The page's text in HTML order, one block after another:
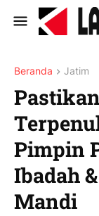
Beranda Jatim
Pimpin
Ibadah
Mandi